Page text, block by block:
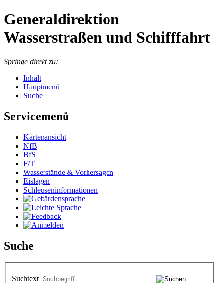
Generaldirektion
Wasserstraßen und Schifffahrt
Springe direkt zu:
Inhalt
Hauptmenü
Suche
Servicemenü
Kartenansicht
NfB
BfS
F/T
Wasserstände & Vorhersagen
Eislagen
Schleuseninformationen
Suche
Suchtext